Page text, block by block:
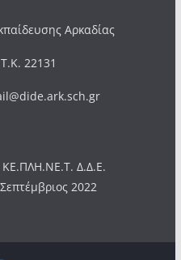
Αρκαδίας
22131
ΚΕ.ΠΛΗ.ΝΕ.Τ. Δ.Δ.Ε.
2022